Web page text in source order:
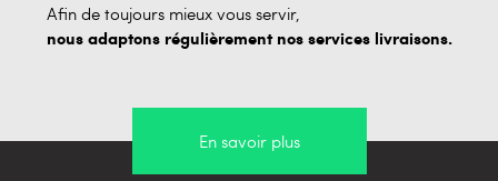
Afin de toujours mieux vous servir,
nous adaptons régulièrement nos services livraisons.
En savoir plus